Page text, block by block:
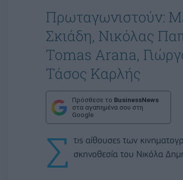
Πρωταγωνιστούν:
Σκιάδη, Νικόλας
Tomas Arana,
Τάσος Καρλής
Πρόσθεσε το BusinessNews
στα αγαπημένα σου στη
Google
Σ τις αίθουσες των
σκηνοθεσία του Νικόλα